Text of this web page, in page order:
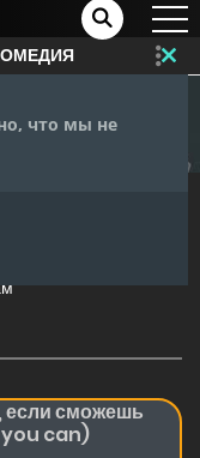
если сможешь
can)
что мы не